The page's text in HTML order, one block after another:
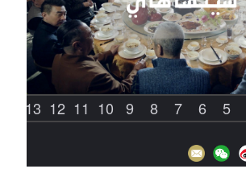
5
6
7
8
9
10
11
12
13